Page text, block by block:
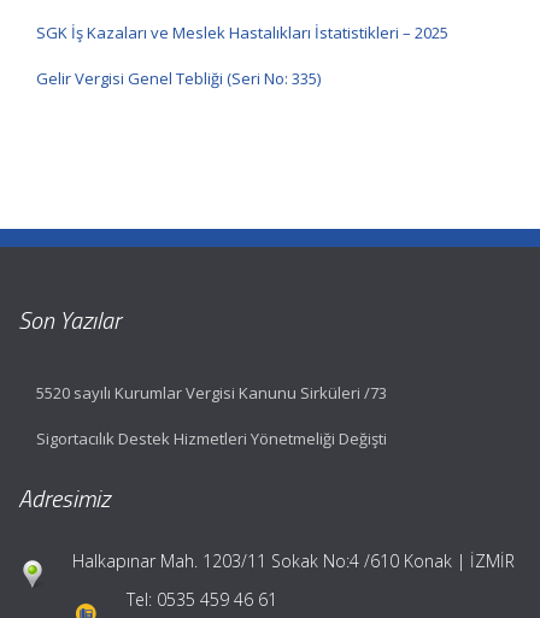
SGK İş Kazaları ve Meslek Hastalıkları İstatistikleri – 2025
Gelir Vergisi Genel Tebliği (Seri No: 335)
Son Yazılar
5520 sayılı Kurumlar Vergisi Kanunu Sirküleri /73
Sigortacılık Destek Hizmetleri Yönetmeliği Değişti
Adresimiz
Halkapınar Mah. 1203/11 Sokak No:4 /610 Konak | İZMİR
Tel: 0535 459 46 61